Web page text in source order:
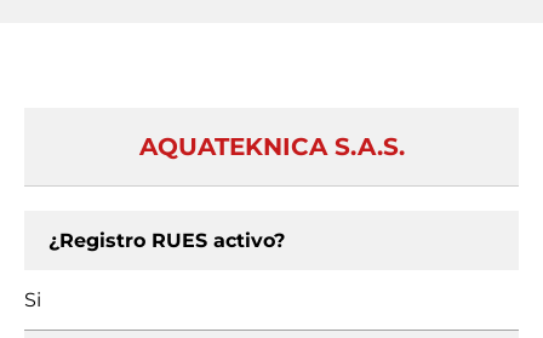
AQUATEKNICA S.A.S.
¿Registro RUES activo?
Si